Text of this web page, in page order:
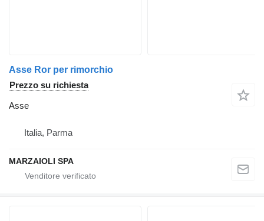
Asse Ror per rimorchio
Prezzo su richiesta
Asse
Italia, Parma
MARZAIOLI SPA